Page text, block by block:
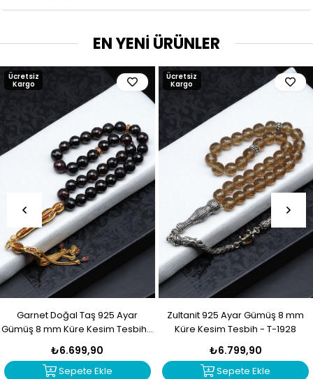
EN YENİ ÜRÜNLER
Garnet Doğal Taş 925 Ayar
Gümüş 8 mm Küre Kesim Tesbih -
T-1929
₺6.699,90
Sepete Ekle
Ücretsiz
Kargo
Zultanit 925 Ayar Gümüş 8 mm
Küre Kesim Tesbih - T-1928
₺6.799,90
Sepete Ekle
Ücretsiz
Kargo